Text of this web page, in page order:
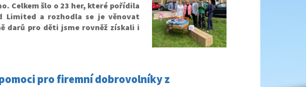
Celkem šlo o 23 her, které pořídila
Limited a rozhodla se je věnovat
darů pro děti jsme rovněž získali i
pro firemní dobrovolníky z